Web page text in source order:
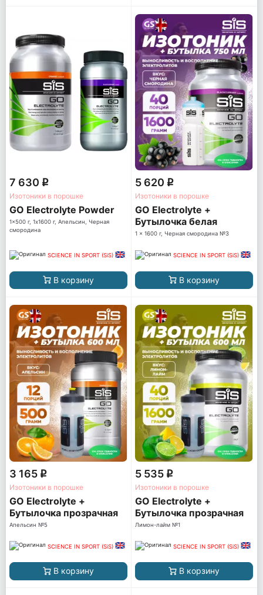
7 630 q
Изотоники в порошке
GO Electrolyte Powder
1x500 г, 1x1600 г, Апельсин, Черная
смородина
SCIENCE IN SPORT (SiS)
В корзину
5 620 q
Изотоники в порошке
GO Electrolyte +
Бутылочка белая
1 x 1600 г, Черная смородина №3
SCIENCE IN SPORT (SiS)
В корзину
3 165 q
Изотоники в порошке
GO Electrolyte +
Бутылочка прозрачная
Апельсин №5
SCIENCE IN SPORT (SiS)
В корзину
5 535 q
Изотоники в порошке
GO Electrolyte +
Бутылочка прозрачная
Лимон-лайм №1
SCIENCE IN SPORT (SiS)
В корзину